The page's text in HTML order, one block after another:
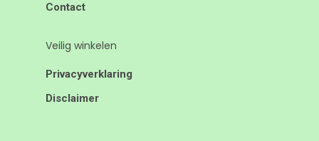
Contact
Veilig winkelen
Privacyverklaring
Disclaimer